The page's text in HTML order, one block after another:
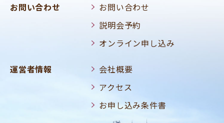
お問い合わせ
お問い合わせ
説明会予約
オンライン申し込み
運営者情報
会社概要
アクセス
お申し込み条件書